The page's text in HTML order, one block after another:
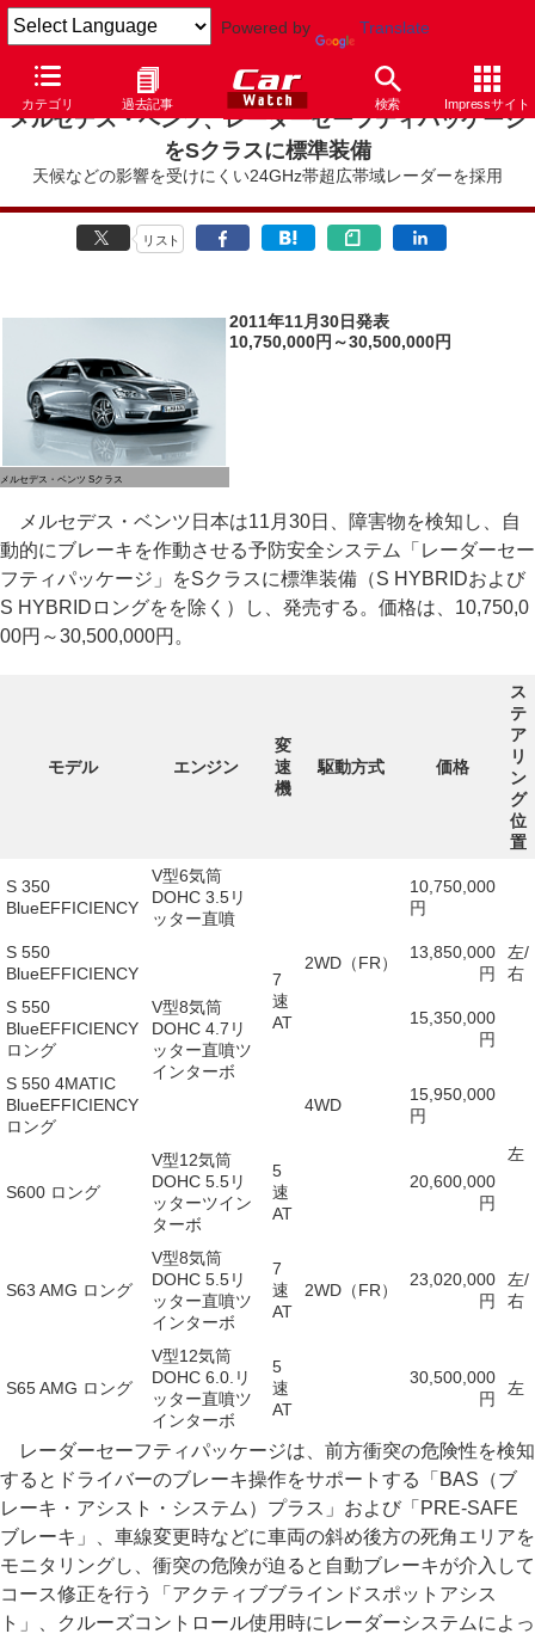
Powered by Translate
カテゴリ 過去記事 検索 Impressサイト
メルセデス・ベンツ、レーダーセーフティパッケージ
をSクラスに標準装備
天候などの影響を受けにくい24GHz帯超広帯域レーダーを採用
リスト
メルセデス・ベンツ Sクラス
2011年11月30日発表
10,750,000円～30,500,000円
メルセデス・ベンツ日本は11月30日、障害物を検知し、自
動的にブレーキを作動させる予防安全システム「レーダーセー
フティパッケージ」をSクラスに標準装備（S HYBRIDおよび
S HYBRIDロングをを除く）し、発売する。価格は、10,750,0
00円～30,500,000円。
モデル エンジン
変
速
機
駆動方式 価格
ス
テ
ア
リ
ン
グ
位
置
S 350
BlueEFFICIENCY
V型6気筒
DOHC 3.5リ
ッター直噴
7
速
AT
2WD（FR）
10,750,000
円
左/
右
S 550
BlueEFFICIENCY
V型8気筒
DOHC 4.7リ
ッター直噴ツ
インターボ
13,850,000
円
S 550
BlueEFFICIENCY
ロング
15,350,000
円
S 550 4MATIC
BlueEFFICIENCY
ロング
4WD
15,950,000
円
左
S600 ロング
V型12気筒
DOHC 5.5リ
ッターツイン
ターボ
5
速
AT
2WD（FR）
20,600,000
円
S63 AMG ロング
V型8気筒
DOHC 5.5リ
ッター直噴ツ
インターボ
7
速
AT
23,020,000
円
左/
右
S65 AMG ロング
V型12気筒
DOHC 6.0.リ
ッター直噴ツ
インターボ
5
速
AT
30,500,000
円
左
レーダーセーフティパッケージは、前方衝突の危険性を検知
するとドライバーのブレーキ操作をサポートする「BAS（ブ
レーキ・アシスト・システム）プラス」および「PRE-SAFE
ブレーキ」、車線変更時などに車両の斜め後方の死角エリアを
モニタリングし、衝突の危険が迫ると自動ブレーキが介入して
コース修正を行う「アクティブブラインドスポットアシス
ト」、クルーズコントロール使用時にレーダーシステムによっ